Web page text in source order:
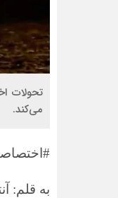
تحولات
می‌کند.
به قلم: